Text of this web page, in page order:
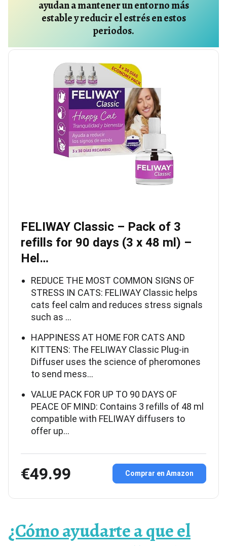
ayudan a mantener un entorno más
estable y reducir el estrés en estos
periodos.
FELIWAY Classic – Pack of 3
refills for 90 days (3 x 48 ml) –
Hel…
REDUCE THE MOST COMMON SIGNS OF
STRESS IN CATS: FELIWAY Classic helps
cats feel calm and reduces stress signals
such as …
HAPPINESS AT HOME FOR CATS AND
KITTENS: The FELIWAY Classic Plug-in
Diffuser uses the science of pheromones
to send mess…
VALUE PACK FOR UP TO 90 DAYS OF
PEACE OF MIND: Contains 3 refills of 48 ml
compatible with FELIWAY diffusers to
offer up…
€49.99 Comprar en Amazon
¿Cómo ayudarte a que el